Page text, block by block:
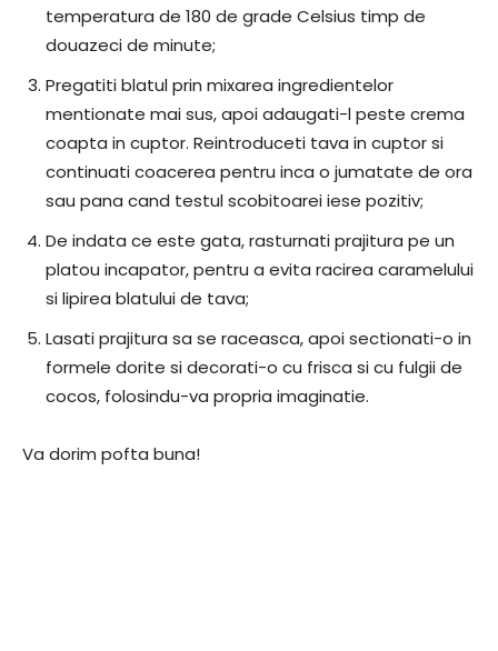
temperatura de 180 de grade Celsius timp de
douazeci de minute;
Pregatiti blatul prin mixarea ingredientelor
mentionate mai sus, apoi adaugati-l peste crema
coapta in cuptor. Reintroduceti tava in cuptor si
continuati coacerea pentru inca o jumatate de ora
sau pana cand testul scobitoarei iese pozitiv;
De indata ce este gata, rasturnati prajitura pe un
platou incapator, pentru a evita racirea caramelului
si lipirea blatului de tava;
Lasati prajitura sa se raceasca, apoi sectionati-o in
formele dorite si decorati-o cu frisca si cu fulgii de
cocos, folosindu-va propria imaginatie.
Va dorim pofta buna!